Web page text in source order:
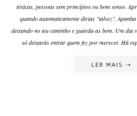
tóxicas, pessoas sem princípios ou bom senso.
quando automaticamente dirias "talvez".
deixando no teu caminho e guarda-as bem. Um dia
só deixarás entrar quem fez por merecer. Há
LER MAIS ➝